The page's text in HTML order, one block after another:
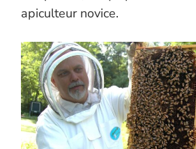
apiculteur novice.